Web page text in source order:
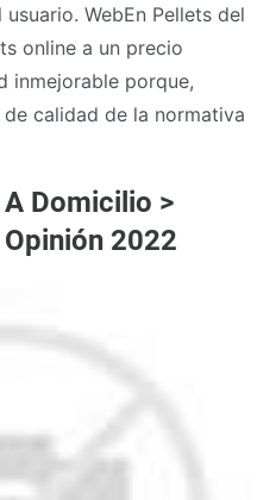
WebEn Pellets del
online a un precio
inmejorable porque,
calidad de la normativa
Domicilio >
2022